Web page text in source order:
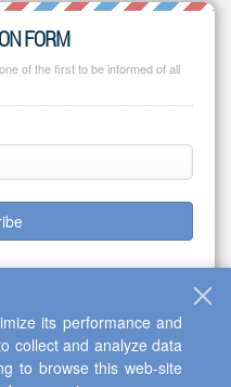
FORM
of the first to be informed of all
Center "Interactive Plus"
its performance and
collect and analyze data
to browse this web-site